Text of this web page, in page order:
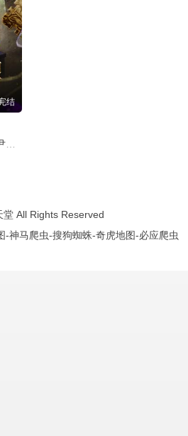
晋龙辰
Pengsoo
结
熙
堂 All Rights Reserved
-神马爬虫-搜狗蜘蛛-奇虎地图-必应爬虫